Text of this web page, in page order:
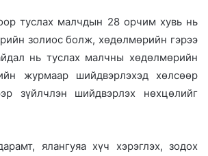
туслах малчдын 28 орчим хувь нь
золиос болж, хөдөлмөрийн гэрээ
нь туслах малчны хөдөлмөрийн
журмаар шийдвэрлэхэд хөлсөөр
зүйлчлэн шийдвэрлэх нөхцөлийг
ялангуяа хүч хэрэглэх, зодох